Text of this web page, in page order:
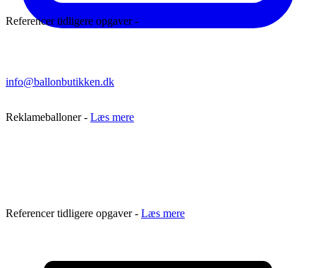
info@ballonbutikken.dk
Referencer tidligere opgaver -